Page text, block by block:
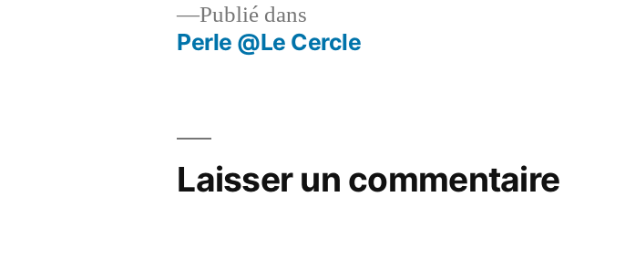
Navigation
Publié dans
Perle @Le Cercle
Laisser un commentaire